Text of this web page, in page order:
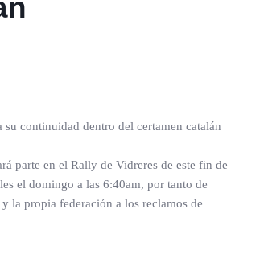
continuidad dentro del certamen catalán
parte en el Rally de Vidreres de este fin de
el domingo a las 6:40am, por tanto de
la propia federación a los reclamos de